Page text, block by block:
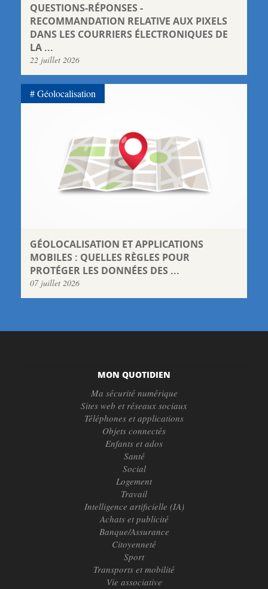
QUESTIONS-RÉPONSES -
RECOMMANDATION RELATIVE AUX PIXELS
DANS LES COURRIERS ÉLECTRONIQUES DE
LA ...
22 juillet 2026
GÉOLOCALISATION ET APPLICATIONS
MOBILES : QUELLES RÈGLES POUR
PROTÉGER LES DONNÉES DES ...
07 juillet 2026
Géolocalisation
MON QUOTIDIEN
Ma sécurité numérique
Sites web et réseaux sociaux
Téléphones et applications
Objets connectés
Enfants et ados
Santé
Social
Logement
Travail
Intelligence artificielle (IA)
Achats et publicité
Banque/Assurance
Citoyenneté
Sport
Transports et mobilité
Vie associative